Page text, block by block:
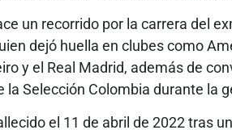
un recorrido por la carrera del
dejó huella en clubes como
y el Real Madrid, además de
la Selección Colombia durante la
el 11 de abril de 2022 tras